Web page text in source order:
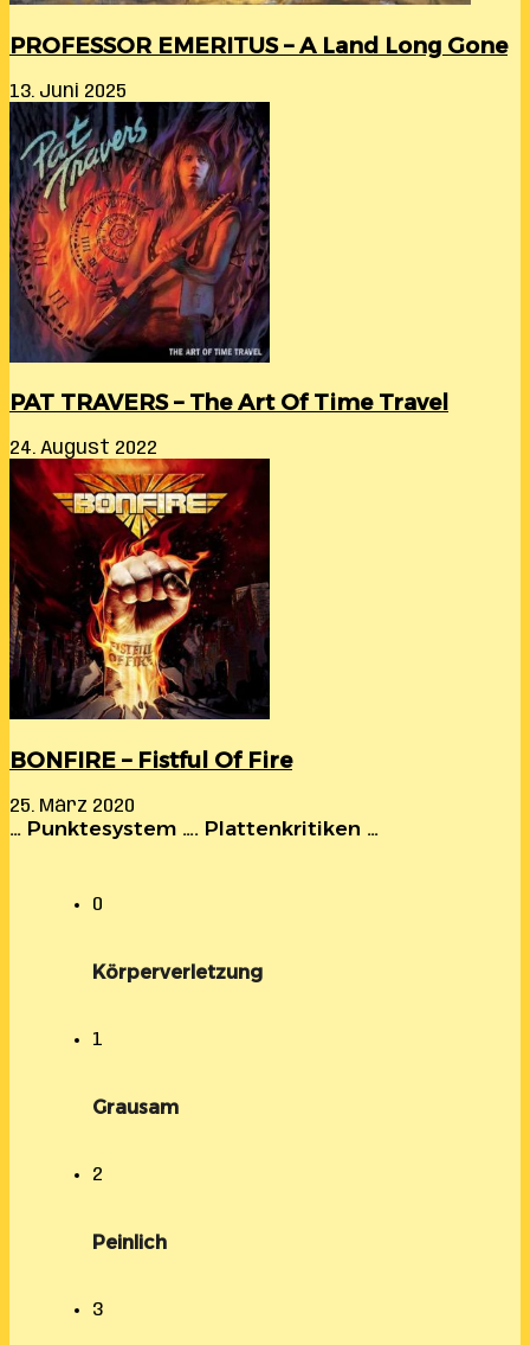
PROFESSOR EMERITUS – A Land Long Gone
13. Juni 2025
PAT TRAVERS – The Art Of Time Travel
24. August 2022
BONFIRE – Fistful Of Fire
25. März 2020
… Punktesystem …. Plattenkritiken …
0
Körperverletzung
1
Grausam
2
Peinlich
3